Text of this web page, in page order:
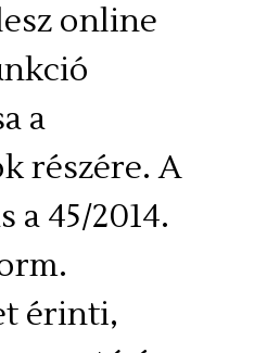
online
a
részére. A
a 45/2014.
érinti,